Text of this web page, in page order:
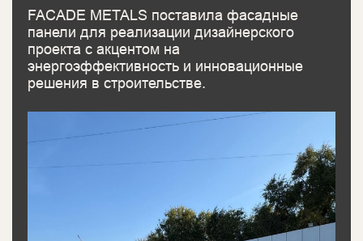
FACADE METALS поставила фасадные
панели для реализации дизайнерского
проекта с акцентом на
энергоэффективность и инновационные
решения в строительстве.